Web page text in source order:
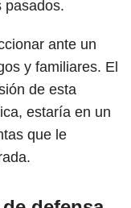
pasados.
ante un
y familiares. El
de esta
estaría en un
que le